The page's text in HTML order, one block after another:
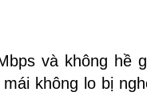
và không hề
không lo bị